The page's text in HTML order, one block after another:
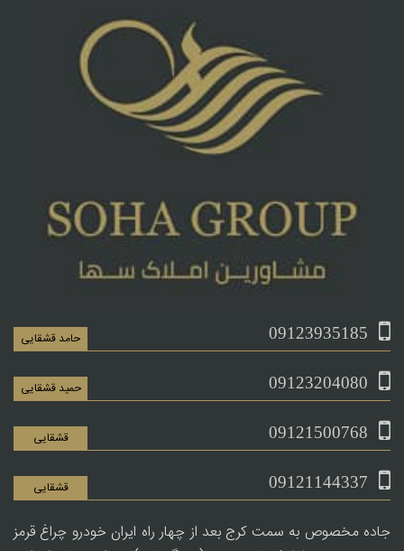
09123935185 حامد قشقایی
09123204080 حمید قشقایی
09121500768 قشقایی
09121144337 قشقایی
جاده مخصوص به سمت کرج بعد از چهار راه ایران خودرو چراغ قرمز